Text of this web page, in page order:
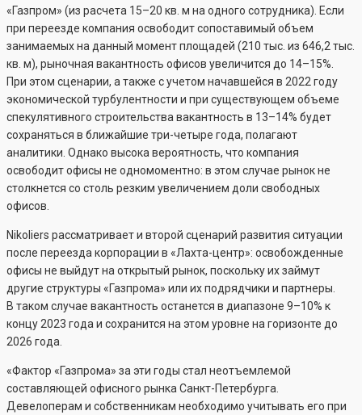
«Газпром» (из расчета 15–20 кв. м на одного сотрудника). Если
при переезде компания освободит сопоставимый объем
занимаемых на данный момент площадей (210 тыс. из 646,2 тыс.
кв. м), рыночная вакантность офисов увеличится до 14–15%.
При этом сценарии, а также с учетом начавшейся в 2022 году
экономической турбулентности и при существующем объеме
спекулятивного строительства вакантность в 13–14% будет
сохраняться в ближайшие три-четыре года, полагают
аналитики. Однако высока вероятность, что компания
освободит офисы не одномоментно: в этом случае рынок не
столкнется со столь резким увеличением доли свободных
офисов.
Nikoliers рассматривает и второй сценарий развития ситуации
после переезда корпорации в «Лахта-центр»: освобожденные
офисы не выйдут на открытый рынок, поскольку их займут
другие структуры «Газпрома» или их подрядчики и партнеры.
В таком случае вакантность останется в диапазоне 9–10% к
концу 2023 года и сохранится на этом уровне на горизонте до
2026 года.
«Фактор «Газпрома» за эти годы стал неотъемлемой
составляющей офисного рынка Санкт-Петербурга.
Девелоперам и собственникам необходимо учитывать его при